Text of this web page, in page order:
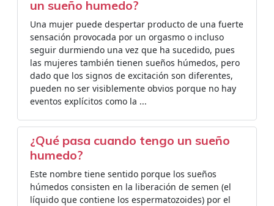
un sueño humedo?
Una mujer puede despertar producto de una fuerte
sensación provocada por un orgasmo o incluso
seguir durmiendo una vez que ha sucedido, pues
las mujeres también tienen sueños húmedos, pero
dado que los signos de excitación son diferentes,
pueden no ser visiblemente obvios porque no hay
eventos explícitos como la ...
¿Qué pasa cuando tengo un sueño
humedo?
Este nombre tiene sentido porque los sueños
húmedos consisten en la liberación de semen (el
líquido que contiene los espermatozoides) por el